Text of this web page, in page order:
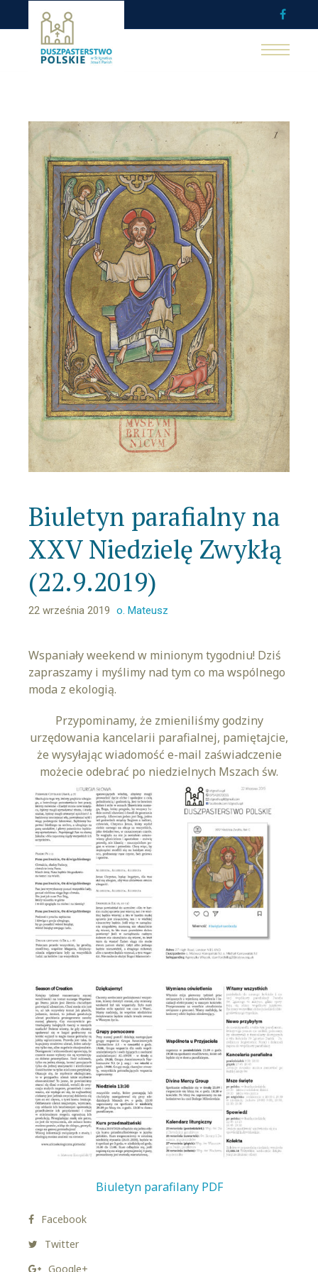
Biuletyn parafialny na
XXV Niedzielę Zwykłą
(22.9.2019)
22 września 2019 o. Mateusz
Wspaniały weekend w minionym tygodniu! Dziś
zapraszamy i myślimy nad tym co ma wspólnego
moda z ekologią.
Przypominamy, że zmieniliśmy godziny
urzędowania kancelarii parafialnej, pamiętajcie,
że wysyłając wiadomość e-mail zaświadczenie
możecie odebrać po niedzielnych Mszach św.
Biuletyn parafilany PDF
Facebook
Twitter
Google+